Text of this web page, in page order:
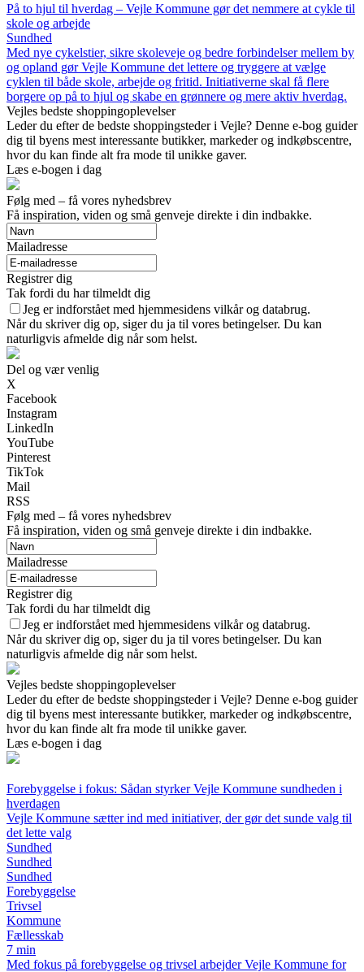
På to hjul til hverdag – Vejle Kommune gør det nemmere at cykle til
skole og arbejde
Sundhed
Med nye cykelstier, sikre skoleveje og bedre forbindelser mellem by
og opland gør Vejle Kommune det lettere og tryggere at vælge
cyklen til både skole, arbejde og fritid. Initiativerne skal få flere
borgere op på to hjul og skabe en grønnere og mere aktiv hverdag.
Vejles bedste shoppingoplevelser
Leder du efter de bedste shoppingsteder i Vejle? Denne e-bog guider
dig til byens mest interessante butikker, markeder og indkøbscentre,
hvor du kan finde alt fra mode til unikke gaver.
Læs e-bogen i dag
Følg med – få vores nyhedsbrev
Få inspiration, viden og små genveje direkte i din indbakke.
Mailadresse
Registrer dig
Tak fordi du har tilmeldt dig
Jeg er indforstået med hjemmesidens vilkår og databrug.
Når du skriver dig op, siger du ja til vores betingelser. Du kan
naturligvis afmelde dig når som helst.
Del og vær venlig
X
Facebook
Instagram
LinkedIn
YouTube
Pinterest
TikTok
Mail
RSS
Følg med – få vores nyhedsbrev
Få inspiration, viden og små genveje direkte i din indbakke.
Mailadresse
Registrer dig
Tak fordi du har tilmeldt dig
Jeg er indforstået med hjemmesidens vilkår og databrug.
Når du skriver dig op, siger du ja til vores betingelser. Du kan
naturligvis afmelde dig når som helst.
Vejles bedste shoppingoplevelser
Leder du efter de bedste shoppingsteder i Vejle? Denne e-bog guider
dig til byens mest interessante butikker, markeder og indkøbscentre,
hvor du kan finde alt fra mode til unikke gaver.
Læs e-bogen i dag
Forebyggelse i fokus: Sådan styrker Vejle Kommune sundheden i
hverdagen
Vejle Kommune sætter ind med initiativer, der gør det sunde valg til
det lette valg
Sundhed
Sundhed
Sundhed
Forebyggelse
Trivsel
Kommune
Fællesskab
7 min
Med fokus på forebyggelse og trivsel arbejder Vejle Kommune for